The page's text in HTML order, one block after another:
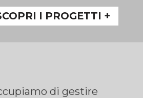
I PROGETTI +
di gestire